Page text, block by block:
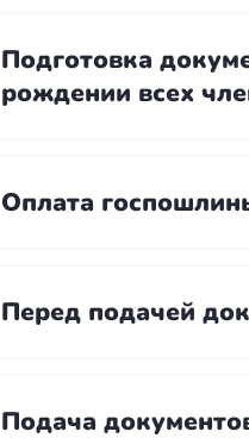
Подготовка
рождении всех
Оплата
Перед подачей
Подача